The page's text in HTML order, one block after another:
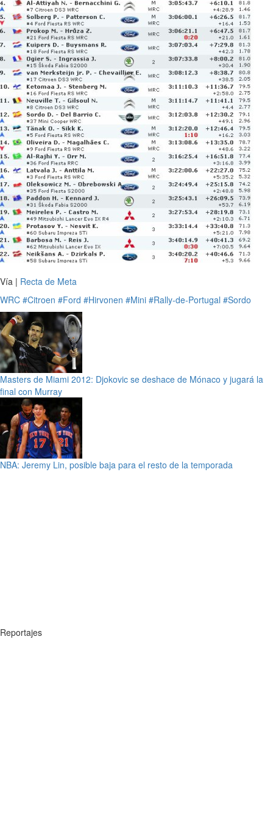
Vía | Recta de Meta
WRC #Citroen #Ford #Hirvonen #Mini #Rally-de-Portugal #Sordo
Masters de Miami 2012: Djokovic se deshace de Mónaco y jugará la
final con Murray
NBA: Jeremy Lin, posible baja para el resto de la temporada
Reportajes